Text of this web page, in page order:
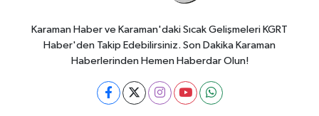
Karaman Haber ve Karaman'daki Sıcak Gelişmeleri KGRT
Haber'den Takip Edebilirsiniz. Son Dakika Karaman
Haberlerinden Hemen Haberdar Olun!